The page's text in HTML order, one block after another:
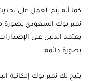
كما أنه يتم العمل على
نمبر بوك السعودي بصورة
يعتمد الدليل على
بصورة دائمة.
يتيح لك نمبر بوك إمكانية